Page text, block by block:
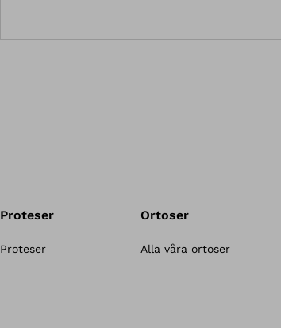
Proteser
Proteser
Ortoser
Alla våra ortoser